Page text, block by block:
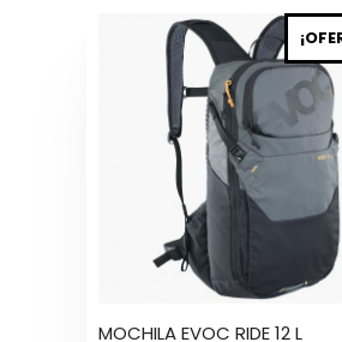
MOCHILA EVOC RIDE 12 L